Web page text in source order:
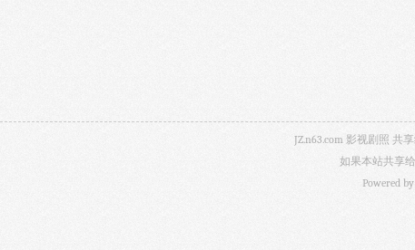
JZ.n63.com 影视剧照
如果本站共享
Powered